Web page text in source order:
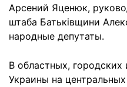
Арсений Яценюк,
штаба Батьківщини
народные депутаты.
В областных,
Украины на